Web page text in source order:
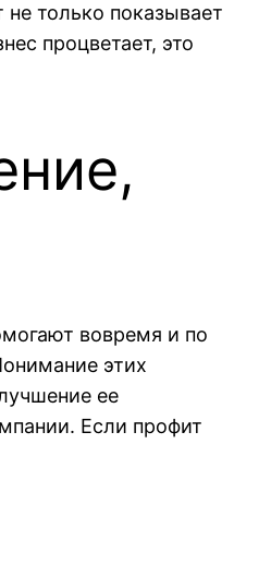
только показывает
процветает, это
вовремя и по
этих
ее
Если профит